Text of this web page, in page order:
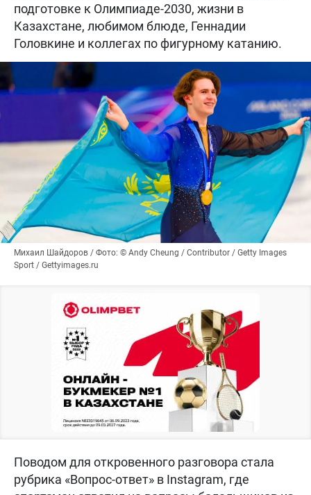
подготовке к Олимпиаде-2030, жизни в
Казахстане, любимом блюде, Геннадии
Головкине и коллегах по фигурному катанию.
Михаил Шайдоров / Фото: © Andy Cheung / Contributor / Getty Images
Sport / Gettyimages.ru
Поводом для откровенного разговора стала
рубрика «Вопрос-ответ» в Instagram, где